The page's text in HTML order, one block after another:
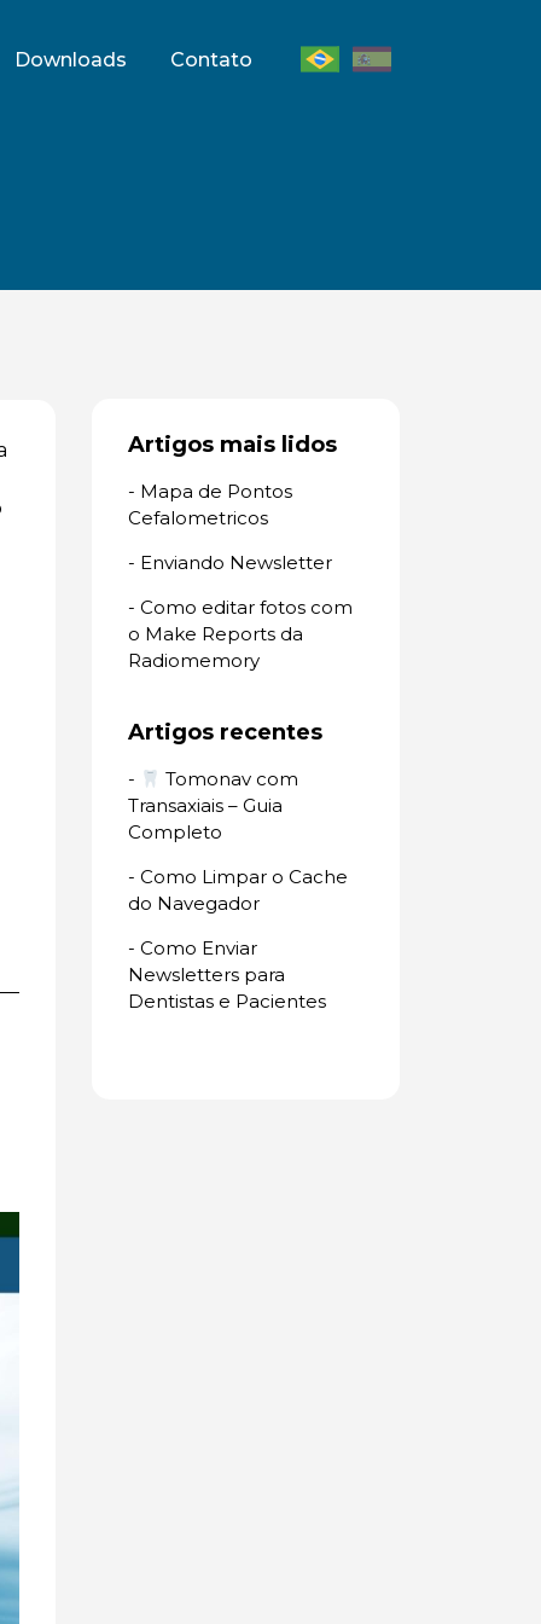
Downloads Contato
Artigos mais lidos
- Mapa de Pontos
Cefalometricos
- Enviando Newsletter
- Como editar fotos com
o Make Reports da
Radiomemory
Artigos recentes
-
Tomonav com
Transaxiais – Guia
Completo
- Como Limpar o Cache
do Navegador
- Como Enviar
Newsletters para
Dentistas e Pacientes